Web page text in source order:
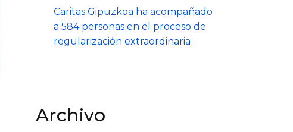
Caritas Gipuzkoa ha acompañado
a 584 personas en el proceso de
regularización extraordinaria
Archivo